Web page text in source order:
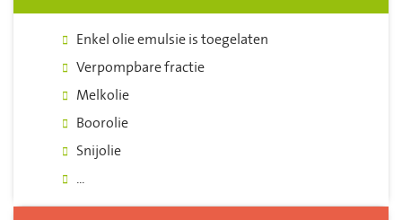
Enkel olie emulsie is toegelaten
Verpompbare fractie
Melkolie
Boorolie
Snijolie
...